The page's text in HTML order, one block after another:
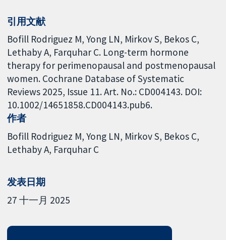
引用文献
Bofill Rodriguez M, Yong LN, Mirkov S, Bekos C,
Lethaby A, Farquhar C. Long-term hormone
therapy for perimenopausal and postmenopausal
women. Cochrane Database of Systematic
Reviews 2025, Issue 11. Art. No.: CD004143. DOI:
10.1002/14651858.CD004143.pub6.
作者
Bofill Rodriguez M Yong LN Mirkov S Bekos C
Lethaby A Farquhar C
发表日期
27 十一月 2025